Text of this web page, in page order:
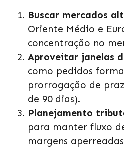
Buscar mercados
Oriente Médio e
concentração no
Aproveitar janelas
como pedidos
prorrogação de
de 90 dias).
Planejamento
para manter fluxo
margens